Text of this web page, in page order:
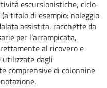
escursionistiche, ciclo-
titolo di esempio: noleggio
assistita, racchette da
per l’arrampicata,
al ricovero e
dagli
comprensive di colonnine